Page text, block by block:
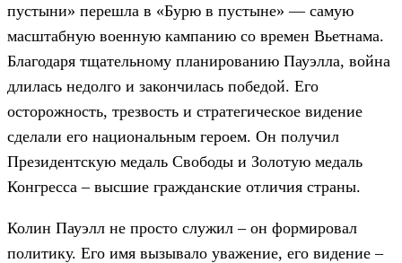
пустыни» перешла в «Бурю в пустыне» — самую
масштабную военную кампанию со времен Вьетнама.
Благодаря тщательному планированию Пауэлла, война
длилась недолго и закончилась победой. Его
осторожность, трезвость и стратегическое видение
сделали его национальным героем. Он получил
Президентскую медаль Свободы и Золотую медаль
Конгресса – высшие гражданские отличия страны.
Колин Пауэлл не просто служил – он формировал
политику. Его имя вызывало уважение, его видение –